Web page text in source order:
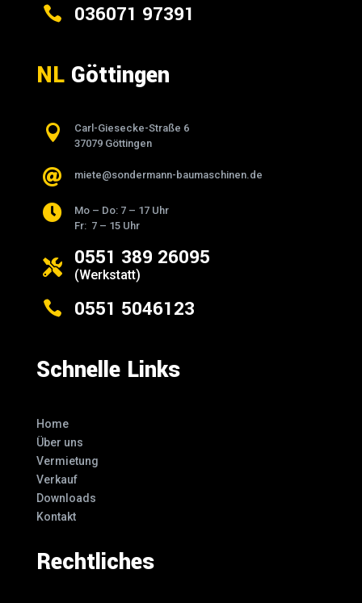
 036071 97391
NLGöttingen

Carl-Giesecke-Straße 6
37079 Göttingen
 miete@sondermann-baumaschinen.de

Mo – Do: 7 – 17 Uhr
Fr: 7 – 15 Uhr
 0551 389 26095
(Werkstatt)
 0551 5046123
Schnelle Links
Home
Über uns
Vermietung
Verkauf
Downloads
Kontakt
Rechtliches